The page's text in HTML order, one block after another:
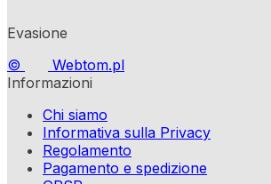
Evasione
©
Webtom.pl
Informazioni
Chi siamo
Informativa sulla Privacy
Regolamento
Pagamento e spedizione